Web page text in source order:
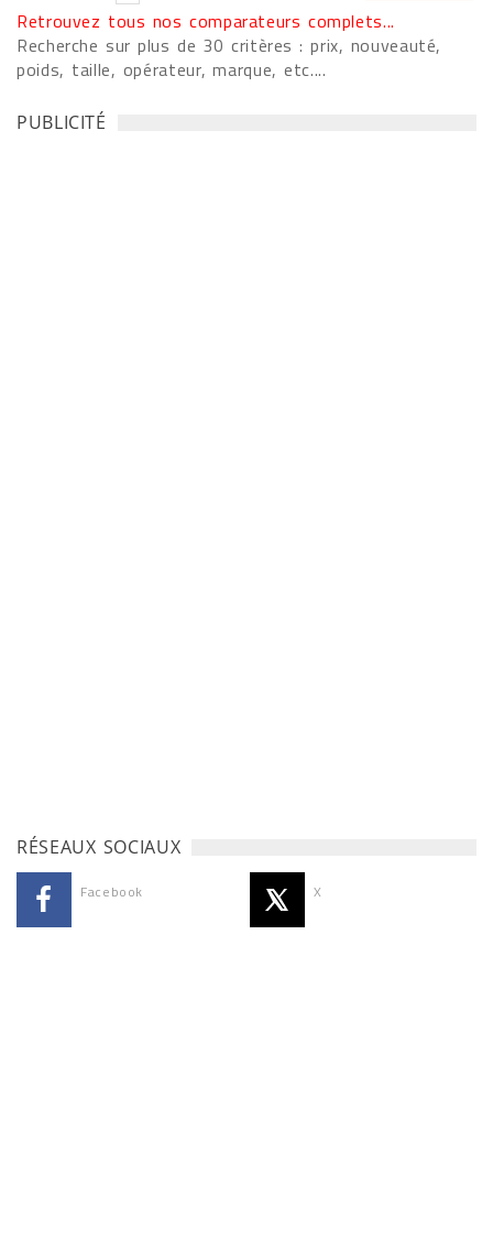
Retrouvez tous nos comparateurs complets...
Recherche sur plus de 30 critères : prix, nouveauté,
poids, taille, opérateur, marque, etc....
PUBLICITÉ
RÉSEAUX SOCIAUX
Facebook X